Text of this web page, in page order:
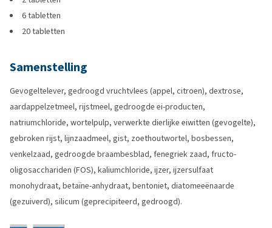
6 tabletten
20 tabletten
Samenstelling
Gevogeltelever, gedroogd vruchtvlees (appel, citroen), dextrose,
aardappelzetmeel, rijstmeel, gedroogde ei-producten,
natriumchloride, wortelpulp, verwerkte dierlijke eiwitten (gevogelte),
gebroken rijst, lijnzaadmeel, gist, zoethoutwortel, bosbessen,
venkelzaad, gedroogde braambesblad, fenegriek zaad, fructo-
oligosacchariden (FOS), kaliumchloride, ijzer, ijzersulfaat
monohydraat, betaïne-anhydraat, bentoniet, diatomeeënaarde
(gezuiverd), silicum (geprecipiteerd, gedroogd).